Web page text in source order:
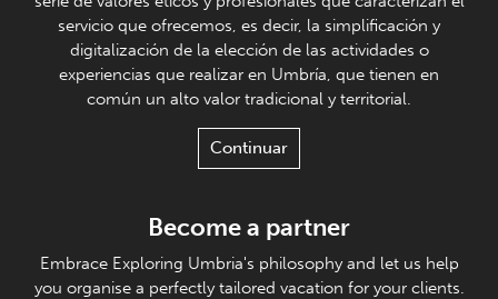
servicio que ofrecemos, es decir, la simplificación y
digitalización de la elección de las actividades o
experiencias que realizar en Umbría, que tienen en
común un alto valor tradicional y territorial.
Continuar
Become a partner
Embrace Exploring Umbria's philosophy and let us help
you organise a perfectly tailored vacation for your clients.